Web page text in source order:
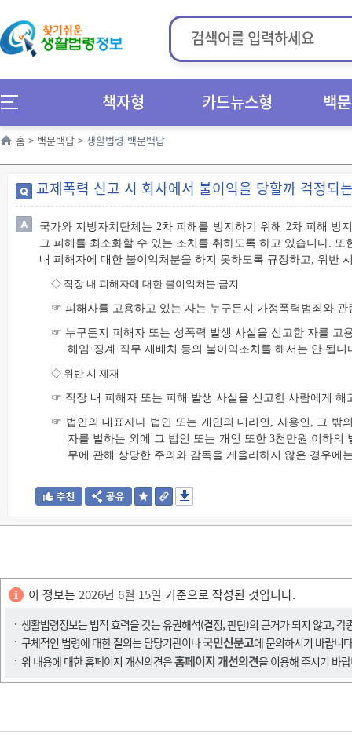
책자형 카드뉴스형 백
홈 > 백문백답 > 생활법령 백문백답
교제폭력 신고 시 회사에서 불이익을 당할까 걱정되
국가와 지방자치단체는 2차 피해를 방지하기 위해 2차 피해
그 피해를 최소화할 수 있는 조치를 취하도록 하고 있습니다.
내 피해자에 대한 불이익처분을 하지 못하도록 규정하고, 위반
◇ 직장 내 피해자에 대한 불이익처분 금지
☞ 피해자를 고용하고 있는 자는 누구든지 가정폭력범죄와
☞ 누구든지 피해자 또는 성폭력 발생 사실을 신고한 자를 고
해임·징계·직무 재배치 등의 불이익조치를 해서는 안 됩니
◇ 위반 시 제재
☞ 직장 내 피해자 또는 피해 발생 사실을 신고한 사람에게
☞ 법인의 대표자나 법인 또는 개인의 대리인, 사용인, 그 밖
자를 벌하는 외에 그 법인 또는 개인 또한 3천만원 이하
무에 관해 상당한 주의와 감독을 게을리하지 않은 경우에
이 정보는 2026년 6월 15일 기준으로 작성된 것입니다.
생활법령정보는 법적 효력을 갖는 유권해석(결정, 판단)의 근거가 되지 않고,
구체적인 법령에 대한 질의는 담당기관이나국민신문고에 문의하시기 바랍니
위 내용에 대한 홈페이지 개선의견은홈페이지 개선의견을 이용해 주시기 바